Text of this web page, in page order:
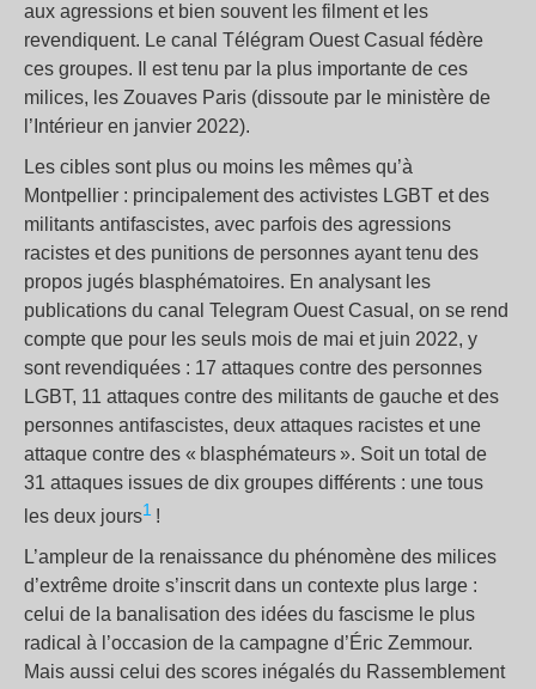
aux agressions et bien souvent les filment et les
revendiquent. Le canal Télégram Ouest Casual fédère
ces groupes. Il est tenu par la plus importante de ces
milices, les Zouaves Paris (dissoute par le ministère de
l’Intérieur en janvier 2022).
Les cibles sont plus ou moins les mêmes qu’à
Montpellier : principalement des activistes LGBT et des
militants antifascistes, avec parfois des agressions
racistes et des punitions de personnes ayant tenu des
propos jugés blasphématoires. En analysant les
publications du canal Telegram Ouest Casual, on se rend
compte que pour les seuls mois de mai et juin 2022, y
sont revendiquées : 17 attaques contre des personnes
LGBT, 11 attaques contre des militants de gauche et des
personnes antifascistes, deux attaques racistes et une
attaque contre des « blasphémateurs ». Soit un total de
31 attaques issues de dix groupes différents : une tous
les deux jours1 !
L’ampleur de la renaissance du phénomène des milices
d’extrême droite s’inscrit dans un contexte plus large :
celui de la banalisation des idées du fascisme le plus
radical à l’occasion de la campagne d’Éric Zemmour.
Mais aussi celui des scores inégalés du Rassemblement